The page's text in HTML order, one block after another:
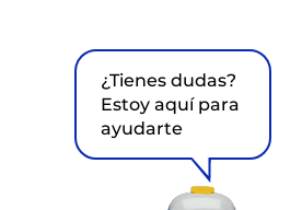
¿Tienes dudas?
Estoy aquí para
ayudarte